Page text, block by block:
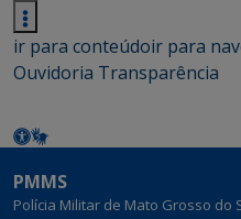
ir para conteúdoir para
Ouvidoria Transparência
PMMS
Polícia Militar de Mato Grosso do